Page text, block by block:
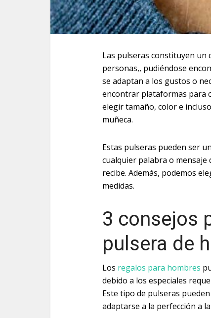
Las pulseras constituyen un
personas,, pudiéndose
se adaptan a los gustos o
encontrar plataformas para
elegir tamaño, color e
muñeca.
Estas pulseras pueden ser
cualquier palabra o
recibe. Además, podemos
medidas.
3 consejos
pulsera de
Los regalos para hombres
debido a los especiales
Este tipo de pulseras
adaptarse a la perfección a